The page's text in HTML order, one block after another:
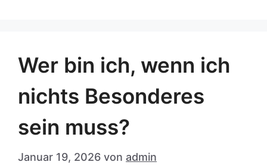
Wer bin ich, wenn ich
nichts Besonderes
sein muss?
Januar 19, 2026 von admin